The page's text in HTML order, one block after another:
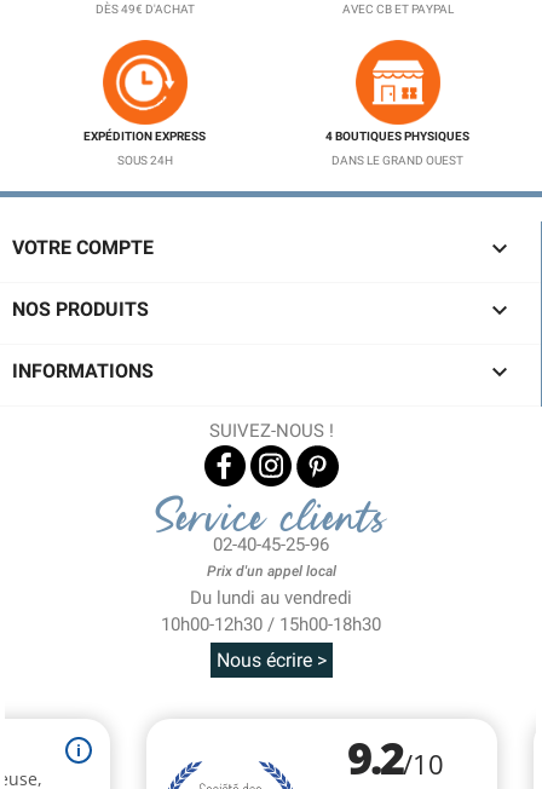
DÈS 49€ D'ACHAT
AVEC CB ET PAYPAL
EXPÉDITION EXPRESS
SOUS 24H
4 BOUTIQUES PHYSIQUES
DANS LE GRAND OUEST
VOTRE COMPTE 
NOS PRODUITS 
INFORMATIONS 
SUIVEZ-NOUS !
Service clients
02-40-45-25-96
Prix d'un appel local
Du lundi au vendredi
10h00-12h30 / 15h00-18h30
Nous écrire >